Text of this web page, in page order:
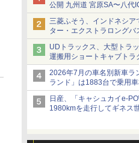
公開 九州道 宮原SA〜八代
車両を通行可能に
三菱ふそう、インドネシア
ター・エクストラロングバ
ックベースの観光・旅客輸
UDトラックス、大型トラ
運搬用ショートキャブトラ
2026年7月の車名別新車ラ
ランド」は1883台で乗用
は2591台で27位に
日産、「キャシュカイe-
1980kmを走行してギネス